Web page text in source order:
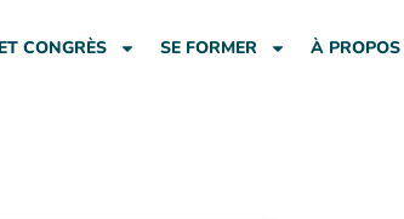
CONGRÈS SE FORMER À PROPOS